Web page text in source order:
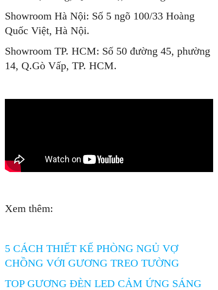
Showroom Hà Nội: Số 5 ngõ 100/33 Hoàng
Quốc Việt, Hà Nội.
Showroom TP. HCM: Số 50 đường 45, phường
14, Q.Gò Vấp, TP. HCM.
Xem thêm:
5 CÁCH THIẾT KẾ PHÒNG NGỦ VỢ
CHỒNG VỚI GƯƠNG TREO TƯỜNG
TOP GƯƠNG ĐÈN LED CẢM ỨNG SÁNG